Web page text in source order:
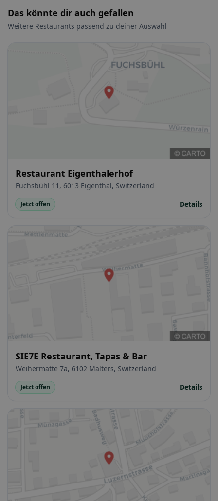
Das könnte dir auch gefallen
Weitere Restaurants passend zu deiner Auswahl
Restaurant Eigenthalerhof
Fuchsbühl 11, 6013 Eigenthal, Switzerland
Jetzt offen Details
SIE7E Restaurant, Tapas & Bar
Weihermatte 7a, 6102 Malters, Switzerland
Jetzt offen Details